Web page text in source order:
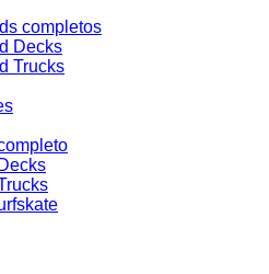
completos
Decks
Trucks